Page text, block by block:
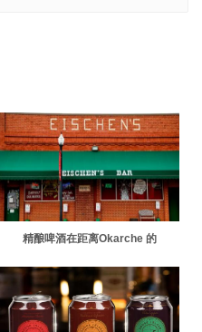
精酿啤酒在距离Okarche 的
就进入了美食画面